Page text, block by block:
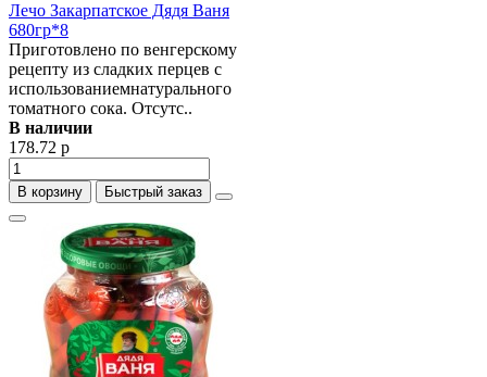
Лечо Закарпатское Дядя Ваня
680гр*8
Приготовлено по венгерскому
рецепту из сладких перцев с
использованиемнатурального
томатного сока. Отсутс..
В наличии
178.72 р
В корзину Быстрый заказ